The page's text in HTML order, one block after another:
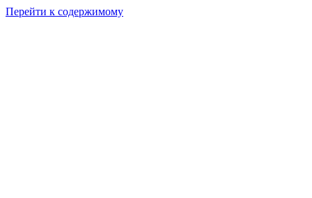
Перейти к содержимому